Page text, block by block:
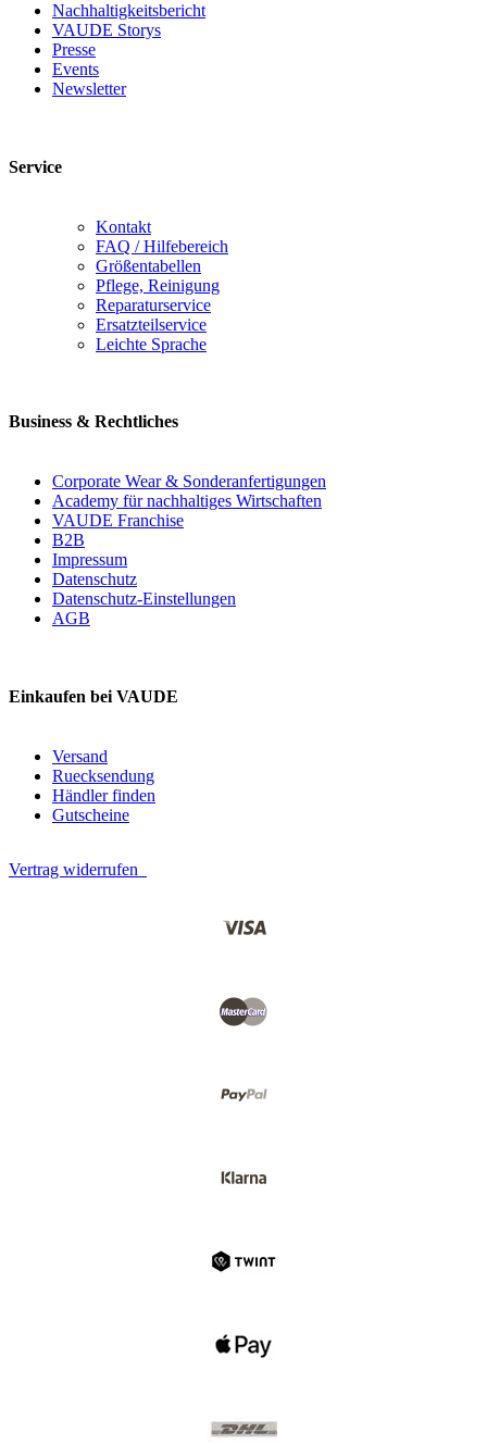
Nachhaltigkeitsbericht
VAUDE Storys
Presse
Events
Newsletter
Service
Kontakt
FAQ / Hilfebereich
Größentabellen
Pflege, Reinigung
Reparaturservice
Ersatzteilservice
Leichte Sprache
Business & Rechtliches
Corporate Wear & Sonderanfertigungen
Academy für nachhaltiges Wirtschaften
VAUDE Franchise
B2B
Impressum
Datenschutz
Datenschutz-Einstellungen
AGB
Einkaufen bei VAUDE
Versand
Ruecksendung
Händler finden
Gutscheine
Vertrag widerrufen